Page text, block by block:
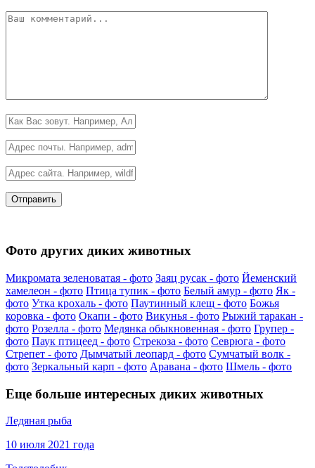
Фото других диких животных
Микромата зеленоватая - фото Заяц русак - фото Йеменский
хамелеон - фото Птица тупик - фото Белый амур - фото Як -
фото Утка крохаль - фото Паутинный клещ - фото Божья
коровка - фото Окапи - фото Викунья - фото Рыжий таракан -
фото Розелла - фото Медянка обыкновенная - фото Групер -
фото Паук птицеед - фото Стрекоза - фото Севрюга - фото
Стрепет - фото Дымчатый леопард - фото Сумчатый волк -
фото Зеркальный карп - фото Аравана - фото Шмель - фото
Еще больше интересных диких животных
Ледяная рыба
10 июля 2021 года